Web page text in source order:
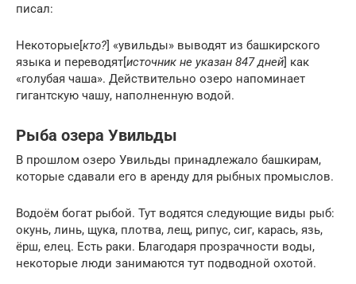
писал:
Некоторые[кто?] «увильды» выводят из башкирского
языка и переводят[источник не указан 847 дней] как
«голубая чаша». Действительно озеро напоминает
гигантскую чашу, наполненную водой.
Рыба озера Увильды
В прошлом озеро Увильды принадлежало башкирам,
которые сдавали его в аренду для рыбных промыслов.
Водоём богат рыбой. Тут водятся следующие виды рыб:
окунь, линь, щука, плотва, лещ, рипус, сиг, карась, язь,
ёрш, елец. Есть раки. Благодаря прозрачности воды,
некоторые люди занимаются тут подводной охотой.